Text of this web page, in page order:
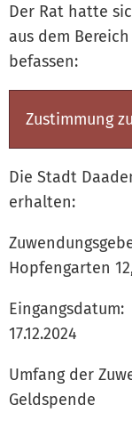
Der Rat hatte
aus dem
befassen:
Zustimmung
Die Stadt
erhalten:
Umfang der